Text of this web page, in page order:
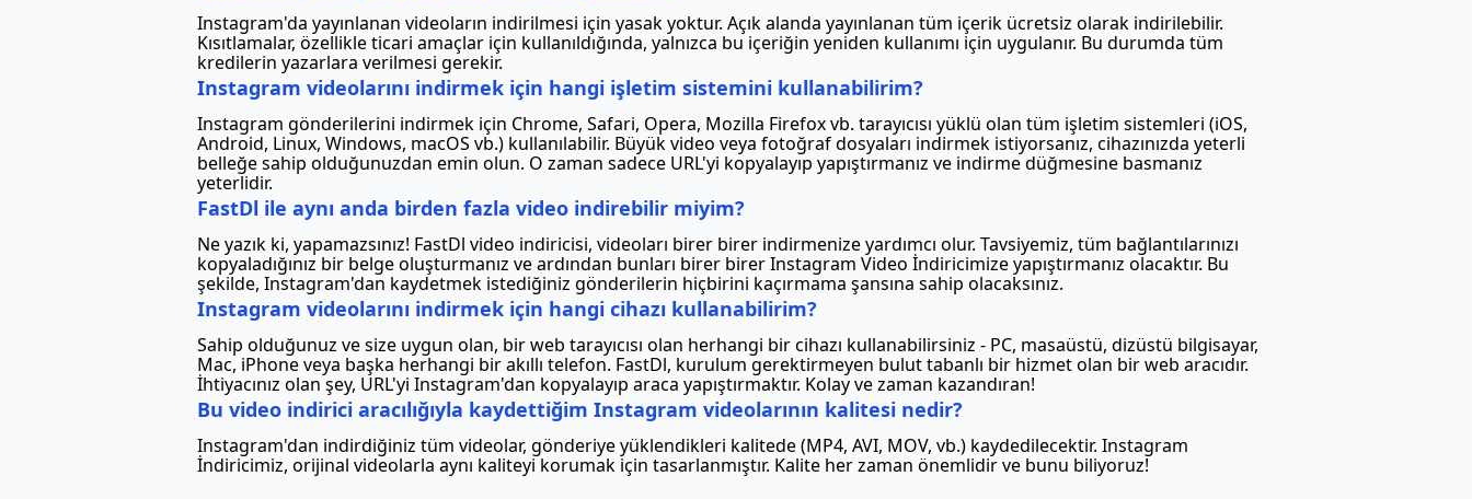
Instagram'da yayınlanan videoların indirilmesi için yasak yoktur. Açık alanda yayınlanan tüm içerik ücretsiz olarak indirilebilir.
Kısıtlamalar, özellikle ticari amaçlar için kullanıldığında, yalnızca bu içeriğin yeniden kullanımı için uygulanır. Bu durumda tüm
kredilerin yazarlara verilmesi gerekir.
Instagram videolarını indirmek için hangi işletim sistemini kullanabilirim?
Instagram gönderilerini indirmek için Chrome, Safari, Opera, Mozilla Firefox vb. tarayıcısı yüklü olan tüm işletim sistemleri (iOS,
Android, Linux, Windows, macOS vb.) kullanılabilir. Büyük video veya fotoğraf dosyaları indirmek istiyorsanız, cihazınızda yeterli
belleğe sahip olduğunuzdan emin olun. O zaman sadece URL'yi kopyalayıp yapıştırmanız ve indirme düğmesine basmanız
yeterlidir.
FastDl ile aynı anda birden fazla video indirebilir miyim?
Ne yazık ki, yapamazsınız! FastDl video indiricisi, videoları birer birer indirmenize yardımcı olur. Tavsiyemiz, tüm bağlantılarınızı
kopyaladığınız bir belge oluşturmanız ve ardından bunları birer birer Instagram Video İndiricimize yapıştırmanız olacaktır. Bu
şekilde, Instagram'dan kaydetmek istediğiniz gönderilerin hiçbirini kaçırmama şansına sahip olacaksınız.
Instagram videolarını indirmek için hangi cihazı kullanabilirim?
Sahip olduğunuz ve size uygun olan, bir web tarayıcısı olan herhangi bir cihazı kullanabilirsiniz - PC, masaüstü, dizüstü bilgisayar,
Mac, iPhone veya başka herhangi bir akıllı telefon. FastDl, kurulum gerektirmeyen bulut tabanlı bir hizmet olan bir web aracıdır.
İhtiyacınız olan şey, URL'yi Instagram'dan kopyalayıp araca yapıştırmaktır. Kolay ve zaman kazandıran!
Bu video indirici aracılığıyla kaydettiğim Instagram videolarının kalitesi nedir?
Instagram'dan indirdiğiniz tüm videolar, gönderiye yüklendikleri kalitede (MP4, AVI, MOV, vb.) kaydedilecektir. Instagram
İndiricimiz, orijinal videolarla aynı kaliteyi korumak için tasarlanmıştır. Kalite her zaman önemlidir ve bunu biliyoruz!